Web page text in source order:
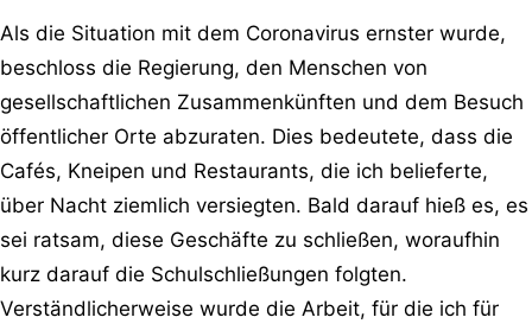
Als die Situation mit dem Coronavirus ernster wurde,
beschloss die Regierung, den Menschen von
gesellschaftlichen Zusammenkünften und dem Besuch
öffentlicher Orte abzuraten. Dies bedeutete, dass die
Cafés, Kneipen und Restaurants, die ich belieferte,
über Nacht ziemlich versiegten. Bald darauf hieß es, es
sei ratsam, diese Geschäfte zu schließen, woraufhin
kurz darauf die Schulschließungen folgten.
Verständlicherweise wurde die Arbeit, für die ich für